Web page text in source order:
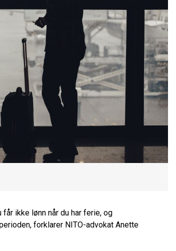
ikke lønn når du har ferie, og
forklarer NITO-advokat Anette